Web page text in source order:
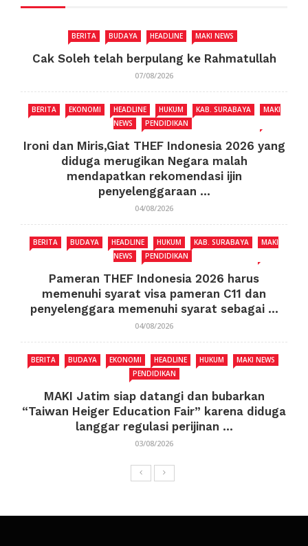
BERITA BUDAYA HEADLINE MAKI NEWS
Cak Soleh telah berpulang ke Rahmatullah
07/08/2026
BERITA EKONOMI HEADLINE HUKUM KAB. SURABAYA
MAKI
NEWS
PENDIDIKAN
Ironi dan Miris,Giat THEF Indonesia 2026 yang
diduga merugikan Negara malah
mendapatkan rekomendasi ijin
penyelenggaraan ...
04/08/2026
BERITA BUDAYA HEADLINE HUKUM KAB. SURABAYA
MAKI
NEWS
PENDIDIKAN
Pameran THEF Indonesia 2026 harus
memenuhi syarat visa pameran C11 dan
penyelenggara memenuhi syarat sebagai ...
04/08/2026
BERITA BUDAYA EKONOMI HEADLINE HUKUM
MAKI NEWS
PENDIDIKAN
MAKI Jatim siap datangi dan bubarkan
“Taiwan Heiger Education Fair” karena diduga
langgar regulasi perijinan ...
03/08/2026